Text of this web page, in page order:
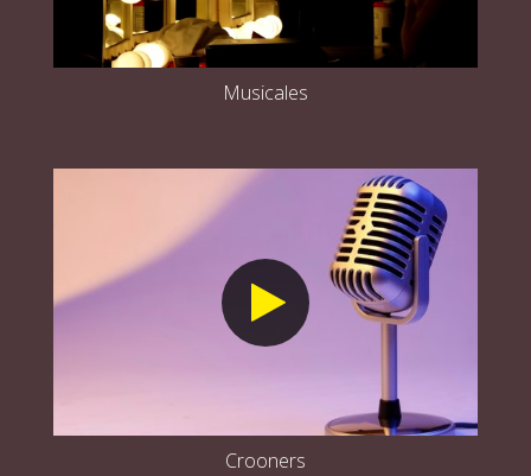
Musicales
Crooners